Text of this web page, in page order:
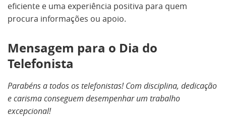
eficiente e uma experiência positiva para quem
procura informações ou apoio.
Mensagem para o Dia do
Telefonista
Parabéns a todos os telefonistas! Com disciplina, dedicação
e carisma conseguem desempenhar um trabalho
excepcional!